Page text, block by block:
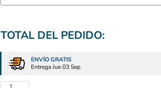
TOTAL DEL PEDIDO:
ENVÍO GRATIS
Entrega Jue 03 Sep